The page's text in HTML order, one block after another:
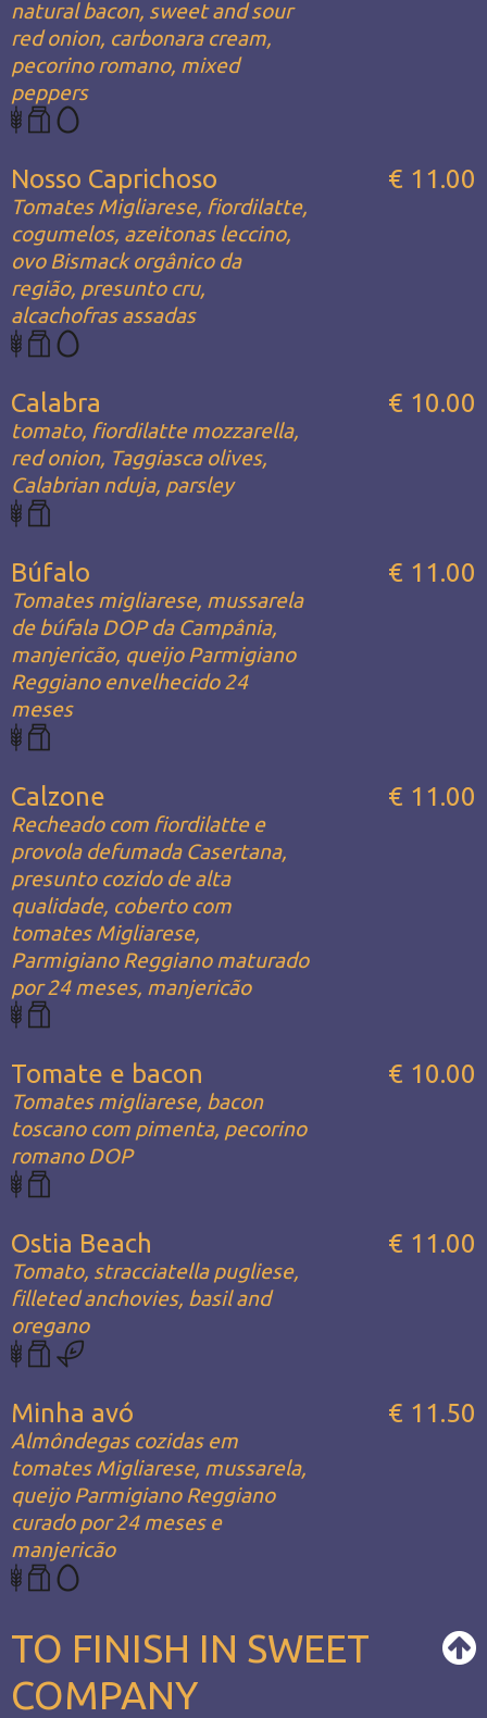
natural bacon, sweet and sour
red onion, carbonara cream,
pecorino romano, mixed
peppers
Nosso Caprichoso
Tomates Migliarese, fiordilatte,
cogumelos, azeitonas leccino,
ovo Bismack orgânico da
região, presunto cru,
alcachofras assadas
€ 11.00
Calabra
tomato, fiordilatte mozzarella,
red onion, Taggiasca olives,
Calabrian nduja, parsley
€ 10.00
Búfalo
Tomates migliarese, mussarela
de búfala DOP da Campânia,
manjericão, queijo Parmigiano
Reggiano envelhecido 24
meses
€ 11.00
Calzone
Recheado com fiordilatte e
provola defumada Casertana,
presunto cozido de alta
qualidade, coberto com
tomates Migliarese,
Parmigiano Reggiano maturado
por 24 meses, manjericão
€ 11.00
Tomate e bacon
Tomates migliarese, bacon
toscano com pimenta, pecorino
romano DOP
€ 10.00
Ostia Beach
Tomato, stracciatella pugliese,
filleted anchovies, basil and
oregano
€ 11.00
Minha avó
Almôndegas cozidas em
tomates Migliarese, mussarela,
queijo Parmigiano Reggiano
curado por 24 meses e
manjericão
€ 11.50
TO FINISH IN SWEET
COMPANY